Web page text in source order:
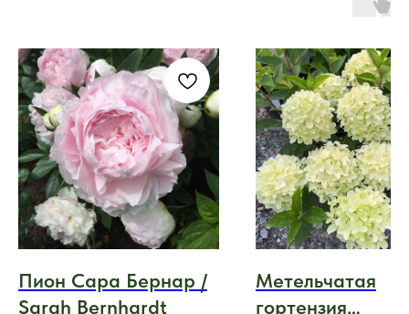
Пион Сара Бернар /
Sarah Bernhardt
Метельчатая
гортензия